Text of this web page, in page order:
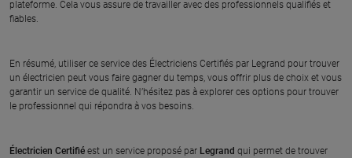
plateforme. Cela vous assure de travailler avec des professionnels qualifiés et
fiables.
En résumé, utiliser ce service des Électriciens Certifiés par Legrand pour trouver
un électricien peut vous faire gagner du temps, vous offrir plus de choix et vous
garantir un service de qualité. N’hésitez pas à explorer ces options pour trouver
le professionnel qui répondra à vos besoins.
Électricien Certifié est un service proposé par Legrand qui permet de trouver